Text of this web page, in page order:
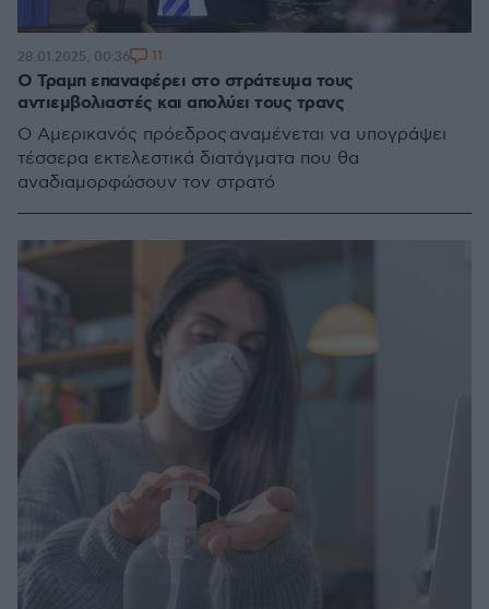
Ο Τραμπ επαναφέρει στο στράτευμα τους
αντιεμβολιαστές και απολύει τους τρανς
Ο Αμερικανός πρόεδρος αναμένεται να υπογράψει
τέσσερα εκτελεστικά διατάγματα που θα
αναδιαμορφώσουν τον στρατό
28.01.2025, 00:36 11